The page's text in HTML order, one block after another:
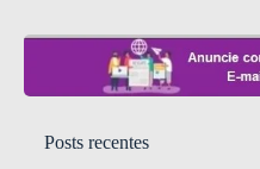
Posts recentes